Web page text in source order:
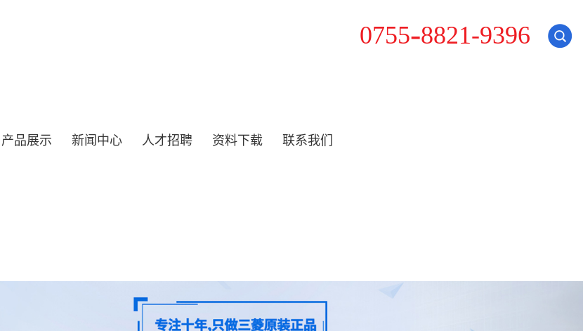
0755-8821-9396
产品展示 新闻中心 人才招聘 资料下载 联系我们